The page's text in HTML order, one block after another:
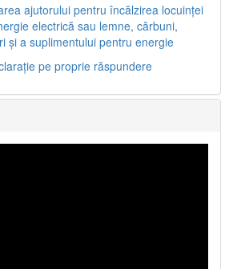
ajutorului pentru încălzirea locuinței
electrică sau lemne, cărbuni,
și a suplimentului pentru energie
pe proprie răspundere